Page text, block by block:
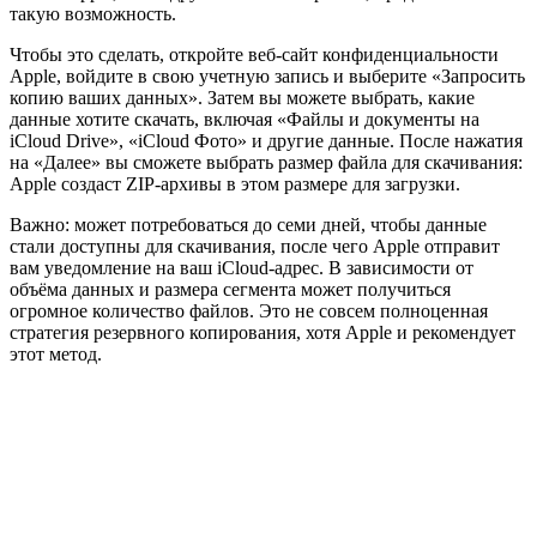
такую возможность.
Чтобы это сделать, откройте веб-сайт конфиденциальности
Apple, войдите в свою учетную запись и выберите «Запросить
копию ваших данных». Затем вы можете выбрать, какие
данные хотите скачать, включая «Файлы и документы на
iCloud Drive», «iCloud Фото» и другие данные. После нажатия
на «Далее» вы сможете выбрать размер файла для скачивания:
Apple создаст ZIP-архивы в этом размере для загрузки.
Важно: может потребоваться до семи дней, чтобы данные
стали доступны для скачивания, после чего Apple отправит
вам уведомление на ваш iCloud-адрес. В зависимости от
объёма данных и размера сегмента может получиться
огромное количество файлов. Это не совсем полноценная
стратегия резервного копирования, хотя Apple и рекомендует
этот метод.